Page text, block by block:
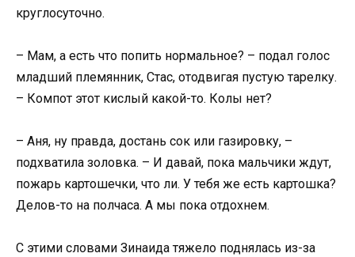
круглосуточно.
– Мам, а есть что попить нормальное? – подал голос
младший племянник, Стас, отодвигая пустую тарелку.
– Компот этот кислый какой-то. Колы нет?
– Аня, ну правда, достань сок или газировку, –
подхватила золовка. – И давай, пока мальчики ждут,
пожарь картошечки, что ли. У тебя же есть картошка?
Делов-то на полчаса. А мы пока отдохнем.
С этими словами Зинаида тяжело поднялась из-за